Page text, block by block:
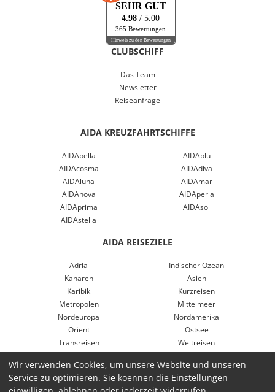
SEHR GUT
4.98/ 5.00
365 Bewertungen
Hinweis zu den Bewertungen
CLUBSCHIFF
Das Team
Newsletter
Reiseanfrage
AIDA KREUZFAHRTSCHIFFE
AIDAbella
AIDAblu
AIDAcosma
AIDAdiva
AIDAluna
AIDAmar
AIDAnova
AIDAperla
AIDAprima
AIDAsol
AIDAstella
AIDA REISEZIELE
Adria
Indischer Ozean
Kanaren
Asien
Karibik
Kurzreisen
Metropolen
Mittelmeer
Nordeuropa
Nordamerika
Orient
Ostsee
Transreisen
Weltreisen
Westeuropa
Nordeuropa
Griechenland
Weltenbummler
Südafrika
Wir verwenden Cookies, um unsere Website und unseren
Service zu optimieren. Sie koennen die Einstellungen